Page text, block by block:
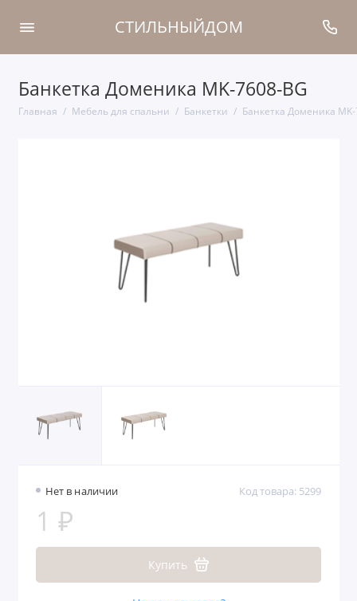
СТИЛЬНЫЙДОМ
Банкетка Доменика MK-7608-BG
Главная Мебель для спальни Банкетки Банкетка Доменика
Нет в наличии Код товара: 5299
1 ₽
Купить